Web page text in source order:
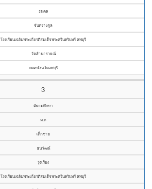
ธนดล
จันทรางกูล
โรงเรียนเฉลิมพระเกียรติสมเด็จพระศรีนครินทร์ ลพบุรี
วัดลำนารายณ์
คณะจังหวัดลพบุรี
3
มัธยมศึกษา
ม.๓
เด็กชาย
ธนวัฒน์
รุ่งเรือง
โรงเรียนเฉลิมพระเกียรติสมเด็จพระศรีนครินทร์ ลพบุรี